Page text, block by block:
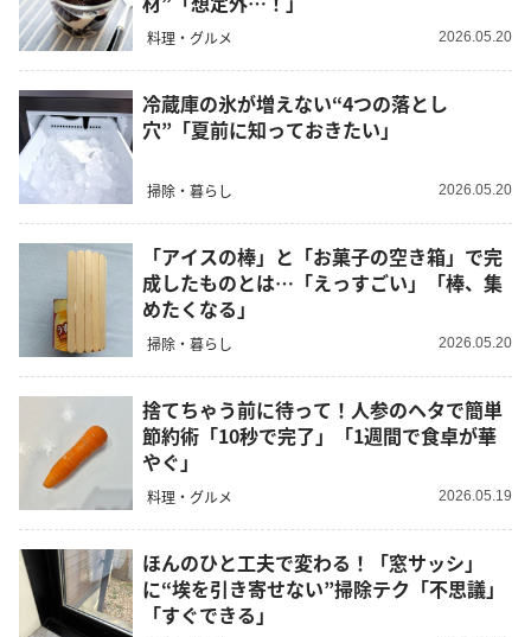
料理・グルメ 2026.05.20
冷蔵庫の氷が増えない“4つの落とし
穴”「夏前に知っておきたい」
掃除・暮らし 2026.05.20
「アイスの棒」と「お菓子の空き箱」で完
成したものとは…「えっすごい」「棒、集
めたくなる」
掃除・暮らし 2026.05.20
捨てちゃう前に待って！人参のヘタで簡単
節約術「10秒で完了」「1週間で食卓が華
やぐ」
料理・グルメ 2026.05.19
ほんのひと工夫で変わる！「窓サッシ」
に“埃を引き寄せない”掃除テク「不思議」
「すぐできる」